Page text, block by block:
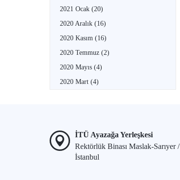
2021 Ocak (20)
2020 Aralık (16)
2020 Kasım (16)
2020 Temmuz (2)
2020 Mayıs (4)
2020 Mart (4)
İTÜ Ayazağa Yerleşkesi
Rektörlük Binası Maslak-Sarıyer /
İstanbul